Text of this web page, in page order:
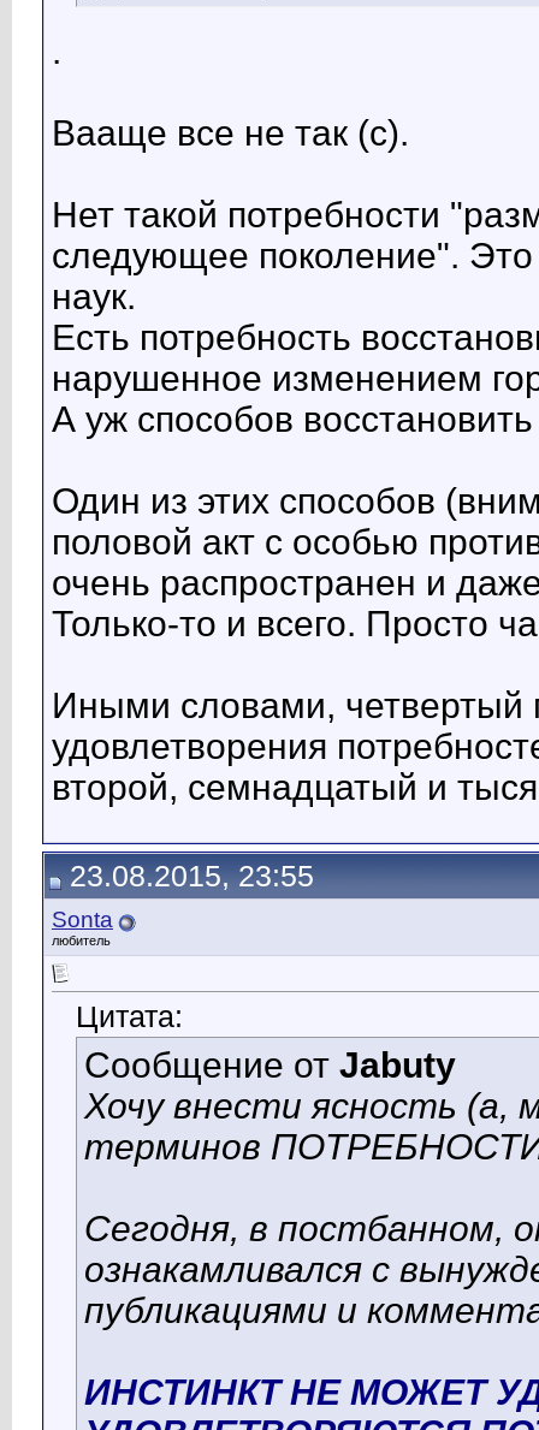
.
Вааще все не так (с).
Нет такой потребности
следующее поколение". Это
наук.
Есть потребность
нарушенное изменением
А уж способов
Один из этих способов
половой акт с особью
очень распространен и
Только-то и всего. Просто
Иными словами, четвертый
удовлетворения
второй, семнадцатый и
23.08.2015, 23:55
Sonta
любитель
Цитата:
Сообщение от Jabuty
Хочу внести ясность (а,
терминов
Сегодня, в постбанном,
ознакамливался с
публикациями и
ИНСТИНКТ НЕ МОЖЕТ